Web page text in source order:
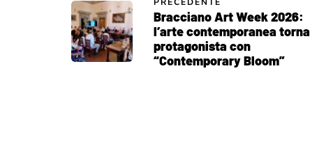
Bracciano Art Week 2026:
l’arte contemporanea torna
protagonista con
“Contemporary Bloom”